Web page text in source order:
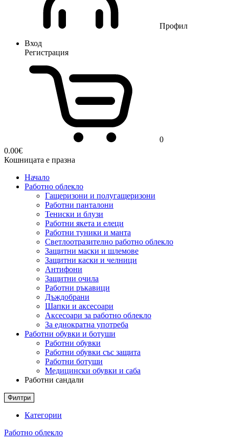
Профил
Вход
Регистрация
0
0.00€
Кошницата е празна
Начало
Работно облекло
Гащеризони и полугащеризони
Работни панталони
Тениски и блузи
Работни якета и елеци
Работни туники и манта
Светлоотразително работно облекло
Защитни маски и шлемове
Защитни каски и челници
Антифони
Защитни очила
Работни ръкавици
Дъждобрани
Шапки и аксесоари
Аксесоари за работно облекло
За еднократна употреба
Работни обувки и ботуши
Работни обувки
Работни обувки със защита
Работни ботуши
Медицински обувки и саба
Работни сандали
Филтри
Категории
Работно облекло